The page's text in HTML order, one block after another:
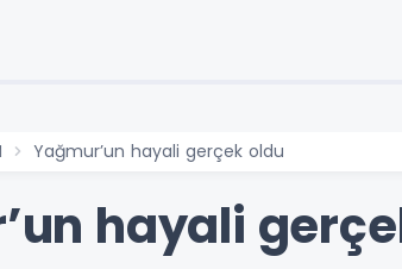
Yağmur’un hayali gerçek oldu
hayali